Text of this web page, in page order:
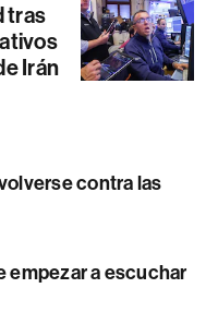
tras
Irán
contra las
empezar a escuchar